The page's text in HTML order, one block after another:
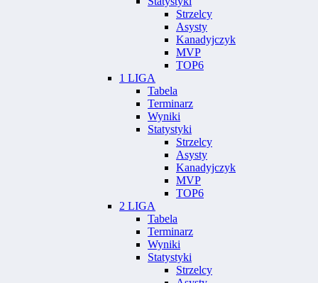
Strzelcy
Asysty
Kanadyjczyk
MVP
TOP6
1 LIGA
Tabela
Terminarz
Wyniki
Statystyki
Strzelcy
Asysty
Kanadyjczyk
MVP
TOP6
2 LIGA
Tabela
Terminarz
Wyniki
Statystyki
Strzelcy